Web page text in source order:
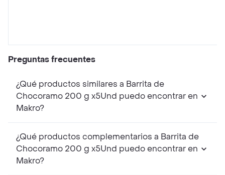
Preguntas frecuentes
¿Qué productos similares a Barrita de
Chocoramo 200 g x5Und puedo encontrar en
Makro?
¿Qué productos complementarios a Barrita de
Chocoramo 200 g x5Und puedo encontrar en
Makro?